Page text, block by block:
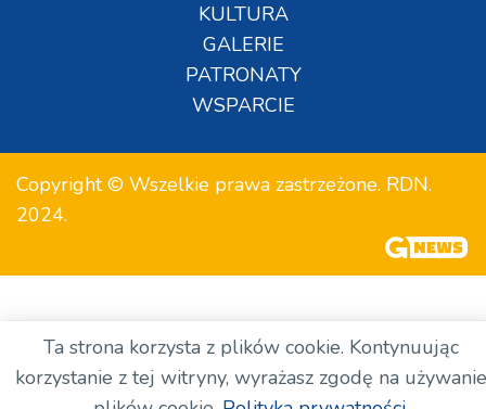
KULTURA
GALERIE
PATRONATY
WSPARCIE
Copyright © Wszelkie prawa zastrzeżone. RDN.
2024.
Ta strona korzysta z plików cookie. Kontynuując
korzystanie z tej witryny, wyrażasz zgodę na używanie